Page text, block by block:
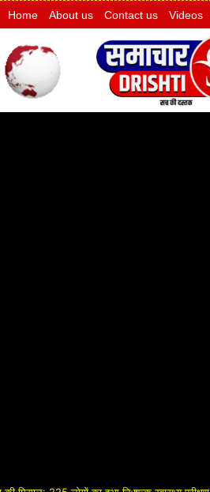
Home About us Contact us Videos